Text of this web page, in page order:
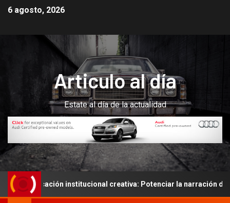
6 agosto, 2026
Articulo al día
Estate al día de la actualidad
institucional creativa: Potenciar la narración de historias